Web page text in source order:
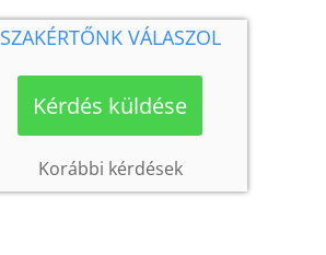
SZAKÉRTŐNK VÁLASZOL
Kérdés küldése
Korábbi kérdések